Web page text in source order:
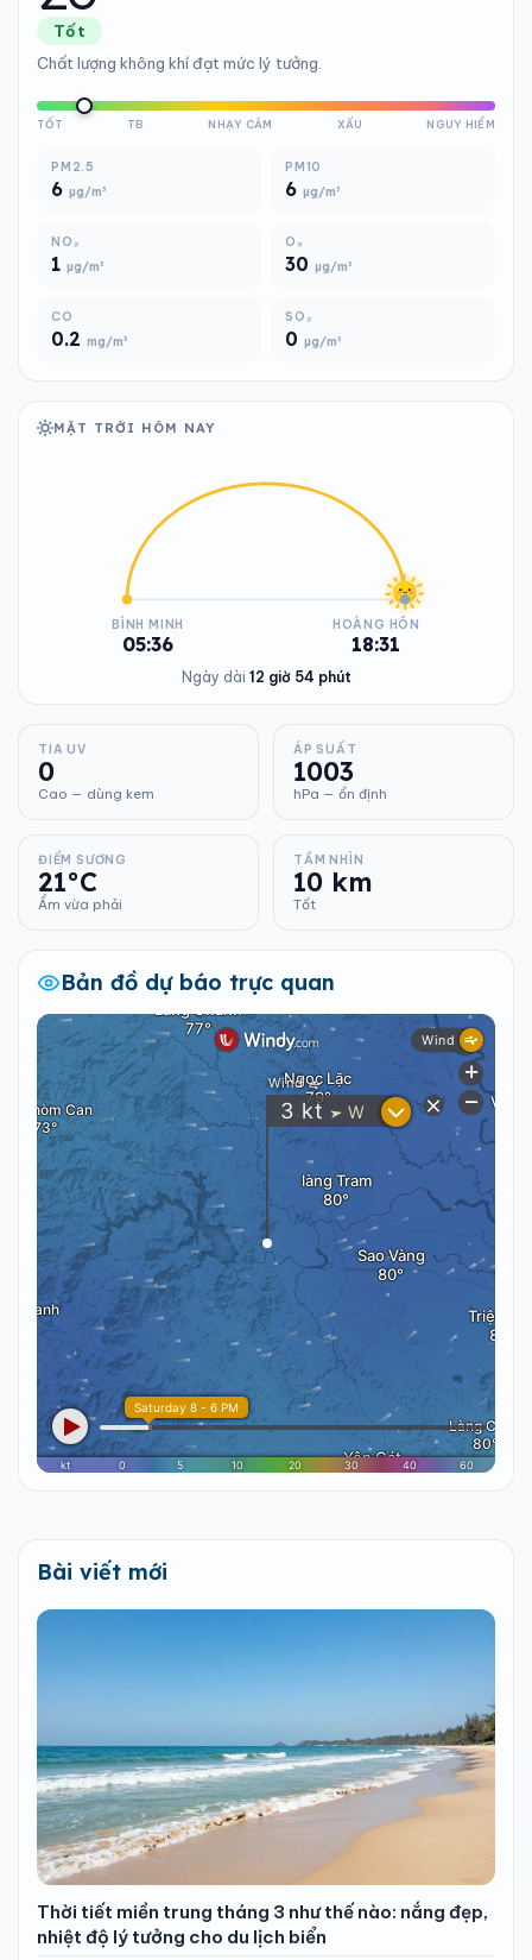
Tốt
Chất lượng không khí đạt mức lý tưởng.
TỐT TB NHẠY CẢM XẤU NGUY HIỂM
PM2.5
6 µg/m³
PM10
6 µg/m³
NO₂
1 µg/m³
O₃
30 µg/m³
CO
0.2 mg/m³
SO₂
0 µg/m³
MẶT TRỜI HÔM NAY
BÌNH MINH
05:36
HOÀNG HÔN
18:31
Ngày dài 12 giờ 54 phút
TIA UV
0
Cao — dùng kem
ÁP SUẤT
1003
hPa — ổn định
ĐIỂM SƯƠNG
21°C
Ẩm vừa phải
TẦM NHÌN
10 km
Tốt
Bản đồ dự báo trực quan
Bài viết mới
Thời tiết miền trung tháng 3 như thế nào: nắng đẹp,
nhiệt độ lý tưởng cho du lịch biển